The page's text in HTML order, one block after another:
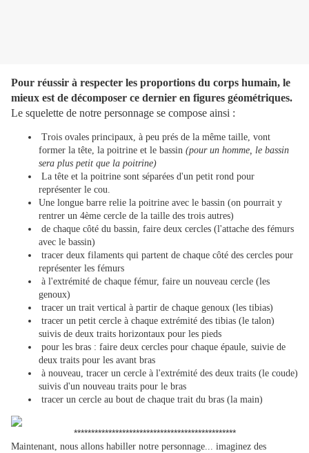
Pour réussir à respecter les proportions du corps humain, le
mieux est de décomposer ce dernier en figures géométriques.
Le squelette de notre personnage se compose ainsi :
Trois ovales principaux, à peu prés de la même taille, vont
former la tête, la poitrine et le bassin (pour un homme, le bassin
sera plus petit que la poitrine)
La tête et la poitrine sont séparées d'un petit rond pour
représenter le cou.
Une longue barre relie la poitrine avec le bassin (on pourrait y
rentrer un 4ème cercle de la taille des trois autres)
de chaque côté du bassin, faire deux cercles (l'attache des fémurs
avec le bassin)
tracer deux filaments qui partent de chaque côté des cercles pour
représenter les fémurs
à l'extrémité de chaque fémur, faire un nouveau cercle (les
genoux)
tracer un trait vertical à partir de chaque genoux (les tibias)
tracer un petit cercle à chaque extrémité des tibias (le talon)
suivis de deux traits horizontaux pour les pieds
pour les bras : faire deux cercles pour chaque épaule, suivie de
deux traits pour les avant bras
à nouveau, tracer un cercle à l'extrémité des deux traits (le coude)
suivis d'un nouveau traits pour le bras
tracer un cercle au bout de chaque trait du bras (la main)
***********************************************
Maintenant, nous allons habiller notre personnage... imaginez des